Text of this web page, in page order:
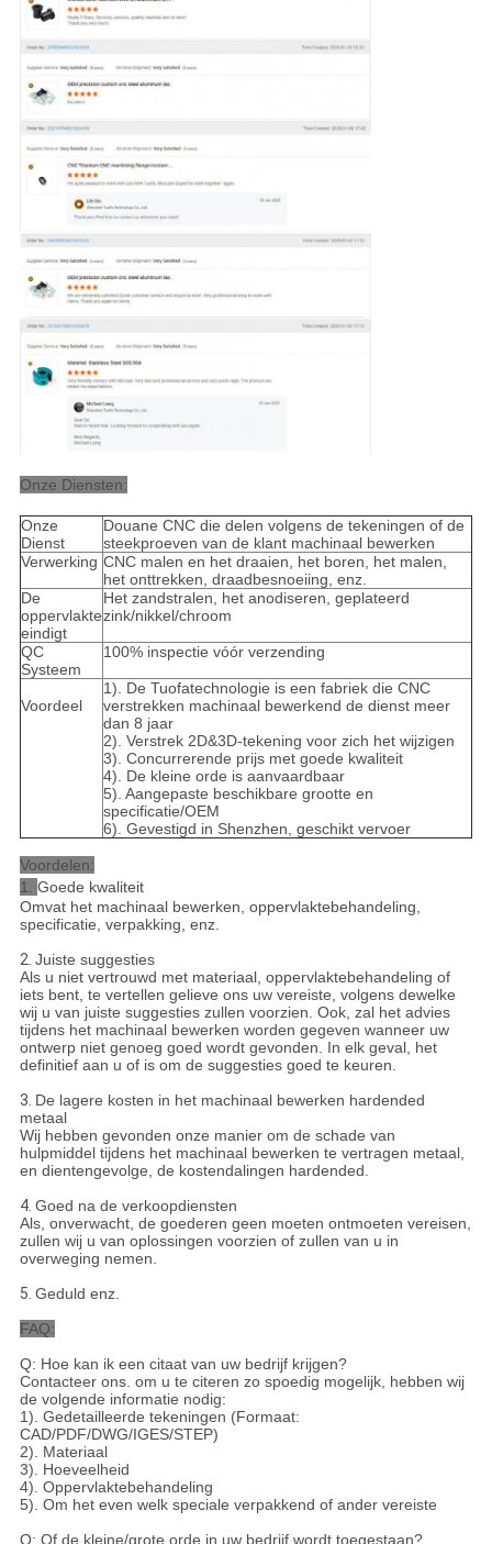
Onze Diensten:
Onze
Dienst
Douane CNC die delen volgens de tekeningen of de
steekproeven van de klant machinaal bewerken
Verwerking CNC malen en het draaien, het boren, het malen,
het onttrekken, draadbesnoeiing, enz.
De
oppervlakte
eindigt
Het zandstralen, het anodiseren, geplateerd
zink/nikkel/chroom
QC
Systeem
100% inspectie vóór verzending
Voordeel
1). De Tuofatechnologie is een fabriek die CNC
verstrekken machinaal bewerkend de dienst meer
dan 8 jaar
2). Verstrek 2D&3D-tekening voor zich het wijzigen
3). Concurrerende prijs met goede kwaliteit
4). De kleine orde is aanvaardbaar
5). Aangepaste beschikbare grootte en
specificatie/OEM
6). Gevestigd in Shenzhen, geschikt vervoer
Voordelen:
1. Goede kwaliteit
Omvat het machinaal bewerken, oppervlaktebehandeling,
specificatie, verpakking, enz.
2. Juiste suggesties
Als u niet vertrouwd met materiaal, oppervlaktebehandeling of
iets bent, te vertellen gelieve ons uw vereiste, volgens dewelke
wij u van juiste suggesties zullen voorzien. Ook, zal het advies
tijdens het machinaal bewerken worden gegeven wanneer uw
ontwerp niet genoeg goed wordt gevonden. In elk geval, het
definitief aan u of is om de suggesties goed te keuren.
3. De lagere kosten in het machinaal bewerken hardended
metaal
Wij hebben gevonden onze manier om de schade van
hulpmiddel tijdens het machinaal bewerken te vertragen metaal,
en dientengevolge, de kostendalingen hardended.
4. Goed na de verkoopdiensten
Als, onverwacht, de goederen geen moeten ontmoeten vereisen,
zullen wij u van oplossingen voorzien of zullen van u in
overweging nemen.
5. Geduld enz.
FAQ:
Q: Hoe kan ik een citaat van uw bedrijf krijgen?
Contacteer ons. om u te citeren zo spoedig mogelijk, hebben wij
de volgende informatie nodig:
1). Gedetailleerde tekeningen (Formaat:
CAD/PDF/DWG/IGES/STEP)
2). Materiaal
3). Hoeveelheid
4). Oppervlaktebehandeling
5). Om het even welk speciale verpakkend of ander vereiste
Q: Of de kleine/grote orde in uw bedrijf wordt toegestaan?